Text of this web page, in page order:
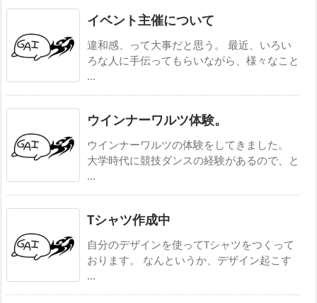
イベント主催について
違和感、って大事だと思う。 最近、いろい
ろな人に手伝ってもらいながら、様々なこと
...
ウインナーワルツ体験。
ウインナーワルツの体験をしてきました。
大学時代に競技ダンスの経験があるので、と
...
Tシャツ作成中
自分のデザインを使ってTシャツをつくって
おります。 なんというか、デザイン起こす
...